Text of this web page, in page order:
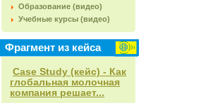
Образование (видео)
Учебные курсы (видео)
Фрагмент из кейса
Case Study (кейс) - Как
глобальная молочная
компания решает...